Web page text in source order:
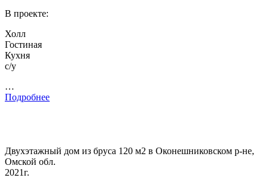
В проекте:
Холл
Гостиная
Кухня
с/у
…
Подробнее
Двухэтажный дом из бруса 120 м2 в Оконешниковском р-не,
Омской обл.
2021г.